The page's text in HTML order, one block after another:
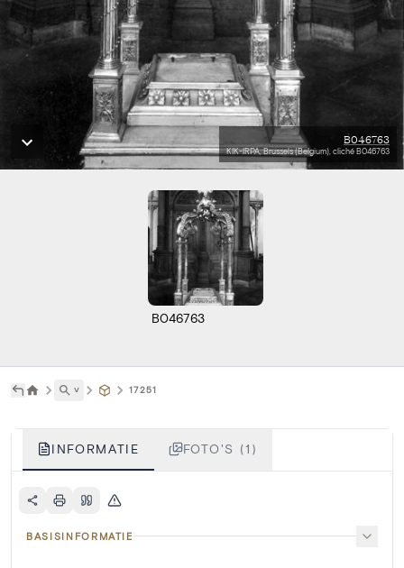
B046763
KIK-IRPA, Brussels (Belgium), cliché B046763
B046763
˅ 17251
INFORMATIE FOTO'S (1)
BASISINFORMATIE